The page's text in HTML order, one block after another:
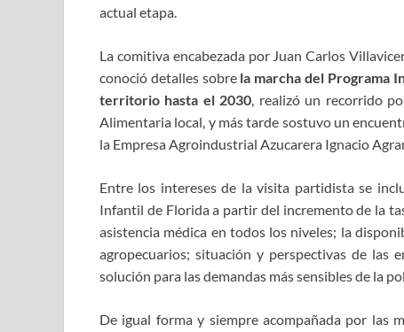
actual etapa.
La comitiva encabezada por Juan Carlos
conoció detalles sobre la marcha del Programa
territorio hasta el 2030, realizó un recorrido
Alimentaria local, y más tarde sostuvo un
la Empresa Agroindustrial Azucarera Ignacio
Entre los intereses de la visita partidista se
Infantil de Florida a partir del incremento de la
asistencia médica en todos los niveles; la
agropecuarios; situación y perspectivas de las
solución para las demandas más sensibles de la
De igual forma y siempre acompañada por las